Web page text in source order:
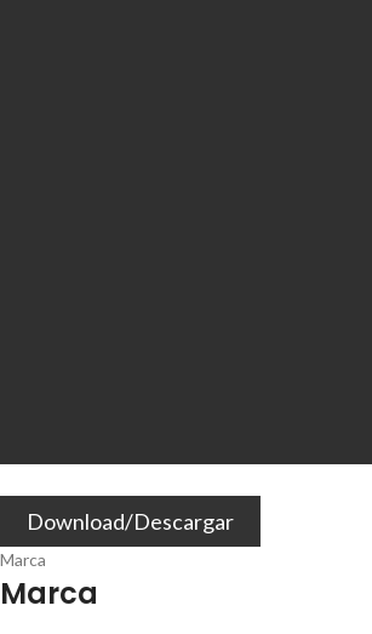
Download/Descargar
Marca
Marca